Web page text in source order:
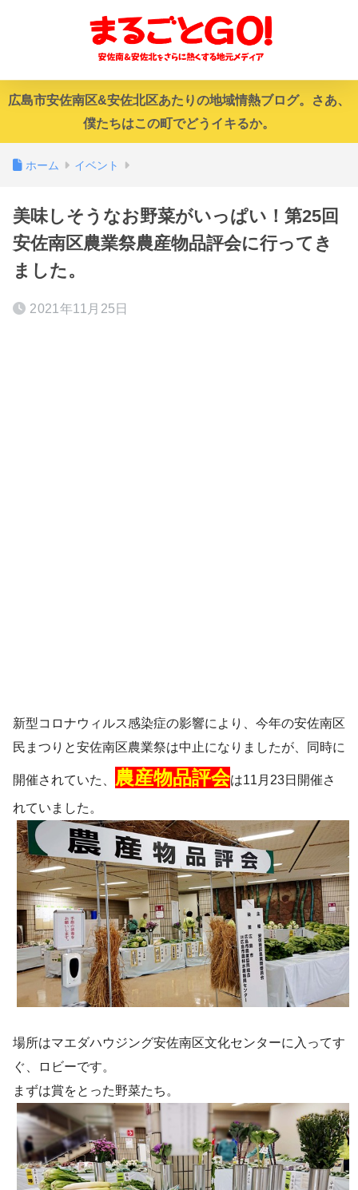
広島市安佐南区&安佐北区あたりの地域情熱ブログ。さあ、
僕たちはこの町でどうイキるか。
ホーム イベント
美味しそうなお野菜がいっぱい！第25回
安佐南区農業祭農産物品評会に行ってき
ました。
2021年11月25日
新型コロナウィルス感染症の影響により、今年の安佐南区
民まつりと安佐南区農業祭は中止になりましたが、同時に
開催されていた、 農産物品評会は11月23日開催さ
れていました。
場所はマエダハウジング安佐南区文化センターに入ってす
ぐ、ロビーです。
まずは賞をとった野菜たち。